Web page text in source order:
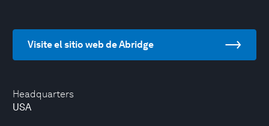
Headquarters
USA
Visite el sitio web de Abridge